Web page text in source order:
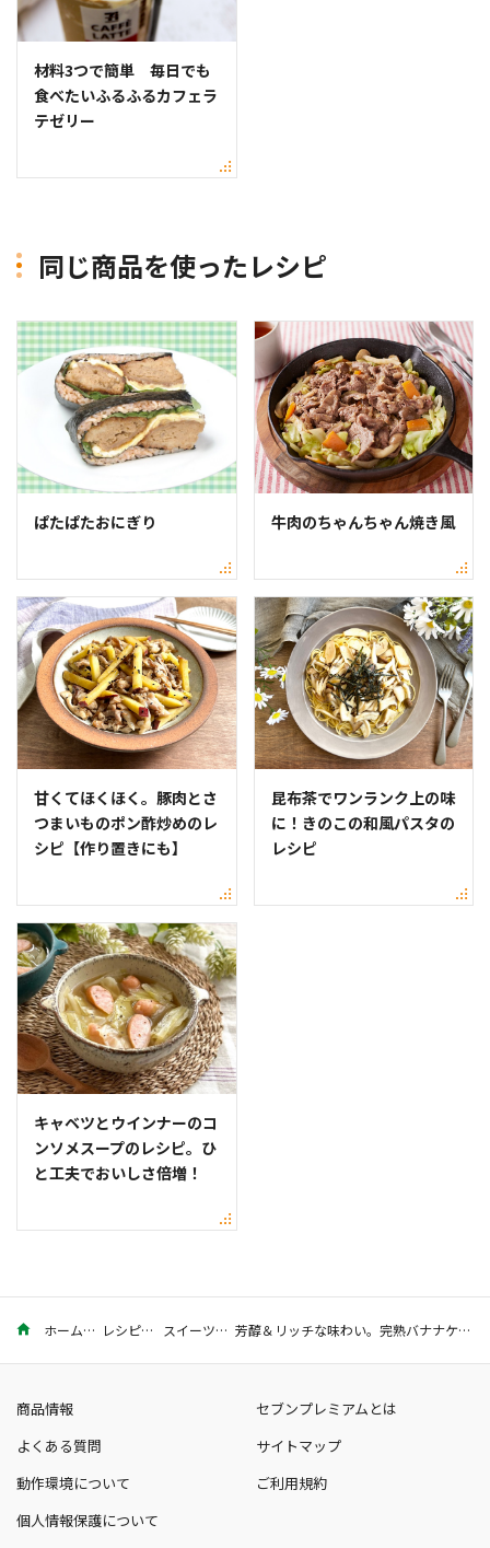
材料3つで簡単 毎日でも
食べたいふるふるカフェラ
テゼリー
同じ商品を使ったレシピ
ぱたぱたおにぎり 牛肉のちゃんちゃん焼き風
甘くてほくほく。豚肉とさ
つまいものポン酢炒めのレ
シピ【作り置きにも】
昆布茶でワンランク上の味
に！きのこの和風パスタの
レシピ
キャベツとウインナーのコ
ンソメスープのレシピ。ひ
と工夫でおいしさ倍増！
ホーム レシピ スイーツ 芳醇＆リッチな味わい。完熟バナナケーキの作り方
商品情報
セブンプレミアムとは
よくある質問
サイトマップ
動作環境について
ご利用規約
個人情報保護について